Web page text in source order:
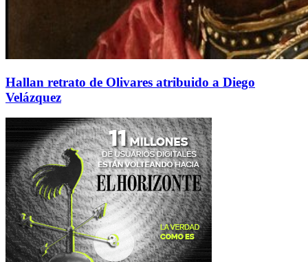
Hallan retrato de Olivares atribuido a Diego
Velázquez